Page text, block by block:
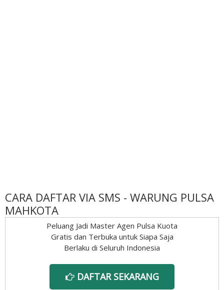
CARA DAFTAR VIA SMS - WARUNG PULSA
MAHKOTA
Peluang Jadi Master Agen Pulsa Kuota
Gratis dan Terbuka untuk Siapa Saja
Berlaku di Seluruh Indonesia
DAFTAR SEKARANG